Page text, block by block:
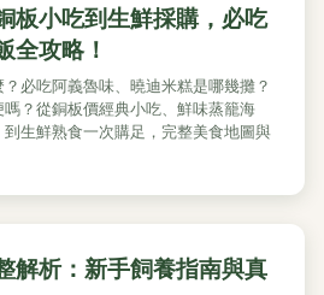
板小吃到生鮮採購，必吃
全攻略！
必吃阿義魯味、曉迪米糕是哪幾攤？
？從銅板價經典小吃、鮮味蒸籠海
生鮮熟食一次購足，完整美食地圖與
解析：新手飼養指南與真